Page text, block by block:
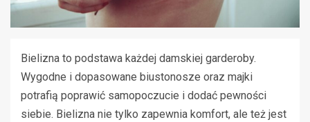
Bielizna to podstawa każdej damskiej garderoby.
Wygodne i dopasowane biustonosze oraz majki
potrafią poprawić samopoczucie i dodać pewności
siebie. Bielizna nie tylko zapewnia komfort, ale też jest